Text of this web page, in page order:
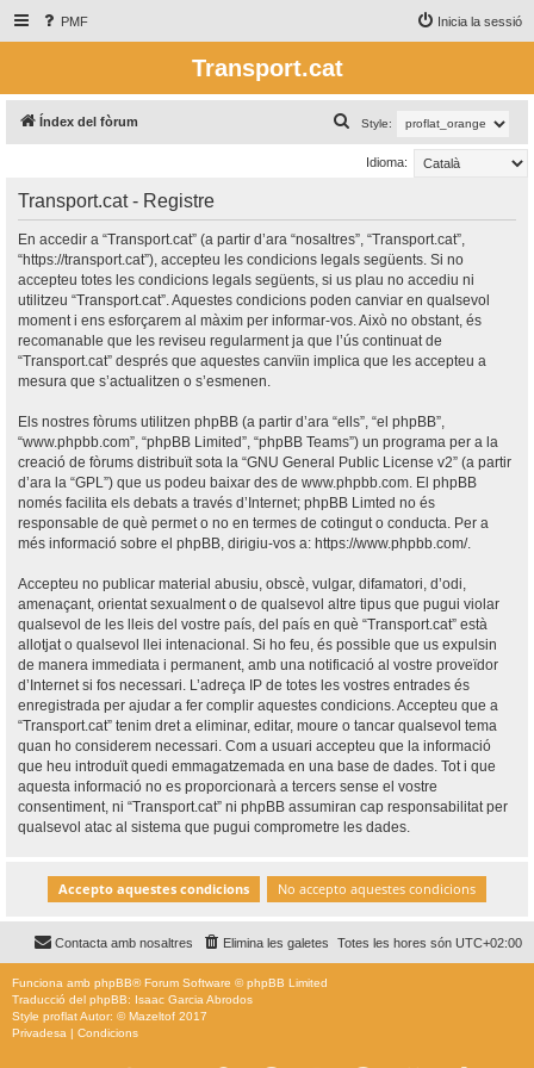
PMF Inicia la sessió
Transport.cat
Índex del fòrum Style:
e
a
Idioma:
Transport.cat - Registre
En accedir a “Transport.cat” (a partir d’ara “nosaltres”, “Transport.cat”,
“https://transport.cat”), accepteu les condicions legals següents. Si no
accepteu totes les condicions legals següents, si us plau no accediu ni
utilitzeu “Transport.cat”. Aquestes condicions poden canviar en qualsevol
moment i ens esforçarem al màxim per informar-vos. Això no obstant, és
recomanable que les reviseu regularment ja que l’ús continuat de
“Transport.cat” després que aquestes canvïin implica que les accepteu a
mesura que s’actualitzen o s’esmenen.
Els nostres fòrums utilitzen phpBB (a partir d’ara “ells”, “el phpBB”,
“www.phpbb.com”, “phpBB Limited”, “phpBB Teams”) un programa per a la
creació de fòrums distribuït sota la “GNU General Public License v2” (a partir
d’ara la “GPL”) que us podeu baixar des de www.phpbb.com . El phpBB
només facilita els debats a través d’Internet; phpBB Limted no és
responsable de què permet o no en termes de cotingut o conducta. Per a
més informació sobre el phpBB, dirigiu-vos a: https://www.phpbb.com/.
Accepteu no publicar material abusiu, obscè, vulgar, difamatori, d’odi,
amenaçant, orientat sexualment o de qualsevol altre tipus que pugui violar
qualsevol de les lleis del vostre país, del país en què “Transport.cat” està
allotjat o qualsevol llei intenacional. Si ho feu, és possible que us expulsin
de manera immediata i permanent, amb una notificació al vostre proveïdor
d’Internet si fos necessari. L’adreça IP de totes les vostres entrades és
enregistrada per ajudar a fer complir aquestes condicions. Accepteu que a
“Transport.cat” tenim dret a eliminar, editar, moure o tancar qualsevol tema
quan ho considerem necessari. Com a usuari accepteu que la informació
que heu introduït quedi emmagatzemada en una base de dades. Tot i que
aquesta informació no es proporcionarà a tercers sense el vostre
consentiment, ni “Transport.cat” ni phpBB assumiran cap responsabilitat per
qualsevol atac al sistema que pugui comprometre les dades.
Totes les hores són UTC+02:00
Elimina les galetes
Contacta amb nosaltres
Funciona amb phpBB® Forum Software © phpBB Limited
Traducció del phpBB: Isaac Garcia Abrodos
Style proflatAutor: ©Mazeltof 2017
Privadesa | Condicions